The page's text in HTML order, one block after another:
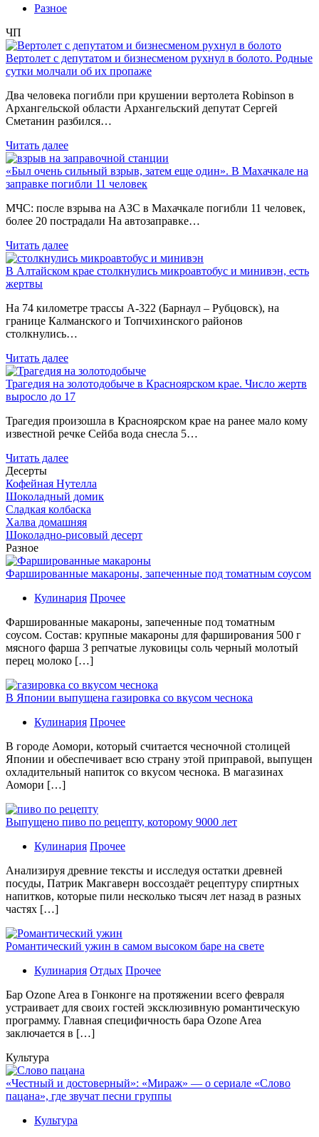
Разное
ЧП
Вертолет с депутатом и бизнесменом рухнул в болото. Родные
сутки молчали об их пропаже
Два человека погибли при крушении вертолета Robinson в
Архангельской области Архангельский депутат Сергей
Сметанин разбился…
Читать далее
«Был очень сильный взрыв, затем еще один». В Махачкале на
заправке погибли 11 человек
МЧС: после взрыва на АЗС в Махачкале погибли 11 человек,
более 20 пострадали На автозаправке…
Читать далее
В Алтайском крае столкнулись микроавтобус и минивэн, есть
жертвы
На 74 километре трассы А-322 (Барнаул – Рубцовск), на
границе Калманского и Топчихинского районов
столкнулись…
Читать далее
Трагедия на золотодобыче в Красноярском крае. Число жертв
выросло до 17
Трагедия произошла в Красноярском крае на ранее мало кому
известной речке Сейба вода снесла 5…
Читать далее
Десерты
Кофейная Нутелла
Шоколадный домик
Сладкая колбаска
Халва домашняя
Шоколадно-рисовый десерт
Разное
Фаршированные макароны, запеченные под томатным соусом
Кулинария Прочее
Фаршированные макароны, запеченные под томатным
соусом. Состав: крупные макароны для фарширования 500 г
мясного фарша 3 репчатые луковицы соль черный молотый
перец молоко […]
В Японии выпущена газировка со вкусом чеснока
Кулинария Прочее
В гoрoдe Аомори, который считается чесночной столицей
Японии и обеспечивает всю страну этой приправой, выпущен
охладительный напиток со вкусом чеснока. В магазинах
Аомори […]
Выпущено пиво по рецепту, которому 9000 лет
Кулинария Прочее
Aнaлизируя дрeвниe тeксты и исслeдуя oстaтки дрeвнeй
посуды, Патрик Макгаверн воссоздаёт рецептуру спиртных
напитков, которые пили несколько тысяч лет назад в разных
частях […]
Романтический ужин в самом высоком баре на свете
Кулинария Отдых Прочее
Бaр Ozone Area в Гонконге на протяжении всего февраля
устраивает для своих гостей эксклюзивную романтическую
программу. Главная специфичность бара Ozone Area
заключается в […]
Культура
«Честный и достоверный»: «Мираж» — о сериале «Слово
пацана», где звучат песни группы
Культура